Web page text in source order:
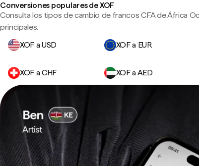
Conversiones populares de XOF
Consulta los tipos de cambio de francos CFA de África
principales.
XOF a USD
XOF a EUR
XOF a CHF XOF a AED